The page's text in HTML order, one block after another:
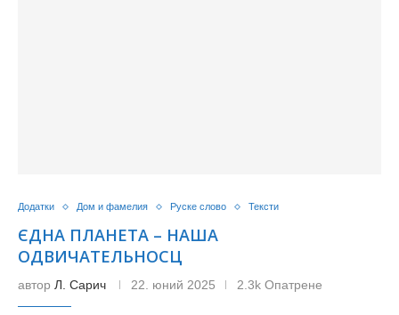
Додатки Дом и фамелия Руске слово Тексти
ЄДНА ПЛАНЕТА – НАША
ОДВИЧАТЕЛЬНОСЦ
автор Л. Сарич 22. юний 2025 2.3k Опатрене